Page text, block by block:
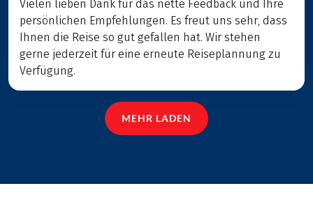
Vielen lieben Dank für das nette Feedback und Ihre
persönlichen Empfehlungen. Es freut uns sehr, dass
Ihnen die Reise so gut gefallen hat. Wir stehen
gerne jederzeit für eine erneute Reiseplannung zu
Verfügung.
MEHR LADEN